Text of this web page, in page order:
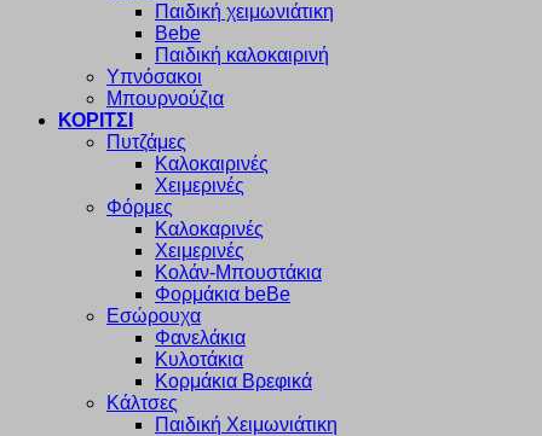
Παιδική χειμωνιάτικη
Bebe
Παιδική καλοκαιρινή
Υπνόσακοι
Μπουρνούζια
ΚΟΡΙΤΣΙ
Πυτζάμες
Καλοκαιρινές
Χειμερινές
Φόρμες
Καλοκαρινές
Χειμερινές
Κολάν-Μπουστάκια
Φορμάκια beBe
Εσώρουχα
Φανελάκια
Κυλοτάκια
Κορμάκια Βρεφικά
Κάλτσες
Παιδική Χειμωνιάτικη